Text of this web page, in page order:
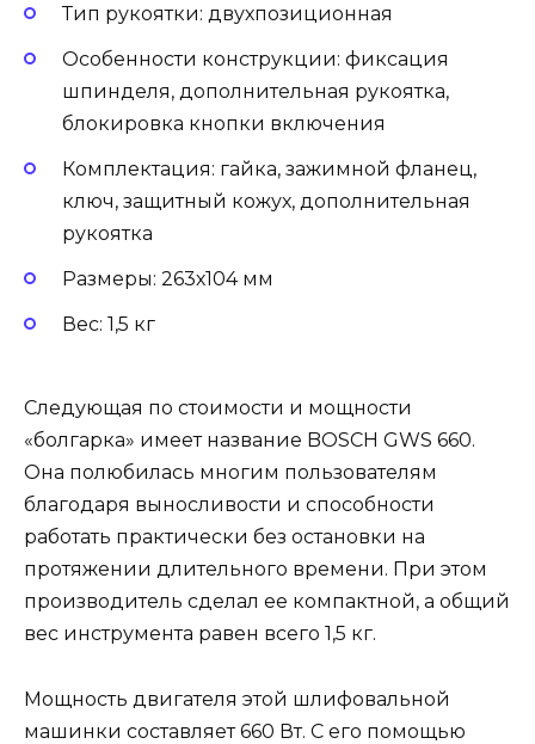
Тип рукоятки: двухпозиционная
Особенности конструкции: фиксация
шпинделя, дополнительная рукоятка,
блокировка кнопки включения
Комплектация: гайка, зажимной фланец,
ключ, защитный кожух, дополнительная
рукоятка
Размеры: 263х104 мм
Вес: 1,5 кг
Следующая по стоимости и мощности
«болгарка» имеет название BOSCH GWS 660.
Она полюбилась многим пользователям
благодаря выносливости и способности
работать практически без остановки на
протяжении длительного времени. При этом
производитель сделал ее компактной, а общий
вес инструмента равен всего 1,5 кг.
Мощность двигателя этой шлифовальной
машинки составляет 660 Вт. С его помощью